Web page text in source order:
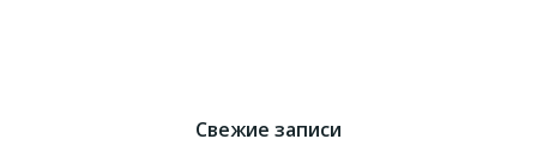
Свежие записи